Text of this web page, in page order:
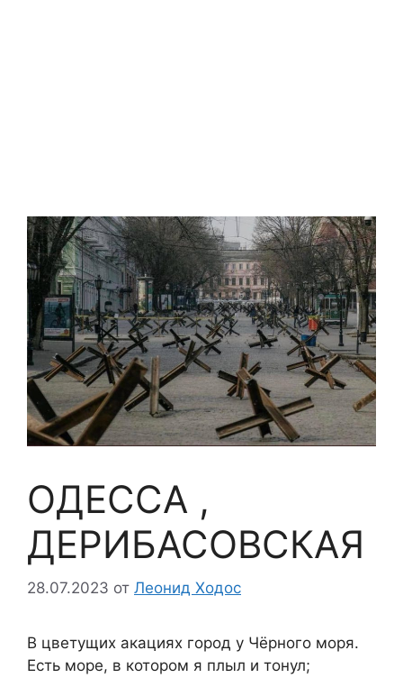
ОДЕССА ,
ДЕРИБАСОВСКАЯ
28.07.2023 от Леонид Ходос
В цветущих акациях город у Чёрного моря.
Есть море, в котором я плыл и тонул;